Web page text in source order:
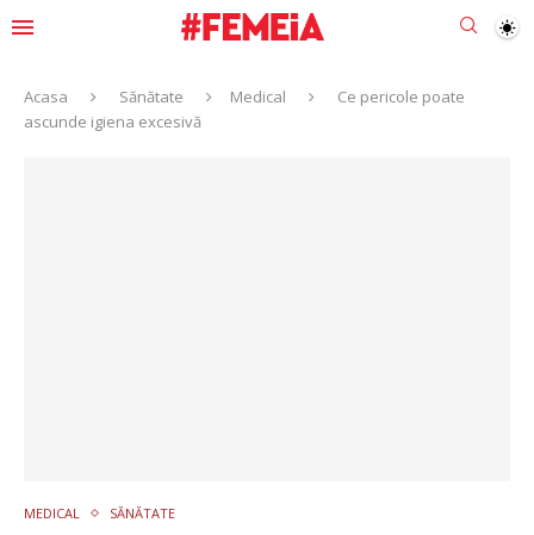
Acasa Sănătate Medical
Ce pericole poate
ascunde igiena excesivă
MEDICAL SĂNĂTATE